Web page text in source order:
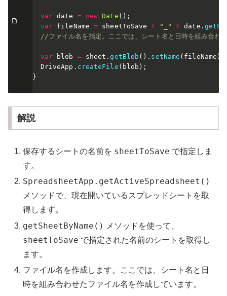
var date = new Date ( ) ;
var fileName = sheetToSave + "_" + date .
//ファイル名を指定。ここでは、シート名と日時を組み合わ
var blob = sheet .getBlob ( ) . setName ( fileName )
  DriveApp
. createFile ( blob ) ;
}
解説
保存するシートの名前を sheetToSave で指定しま
す。
SpreadsheetApp.getActiveSpreadsheet()
メソッドで、現在開いているスプレッドシートを取
得します。
getSheetByName() メソッドを使って、
sheetToSave で指定された名前のシートを取得し
ます。
ファイル名を作成します。ここでは、シート名と日
時を組み合わせたファイル名を作成しています。